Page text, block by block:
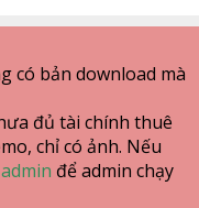
có bản download mà
đủ tài chính thuê
chỉ có ảnh. Nếu
để admin chạy